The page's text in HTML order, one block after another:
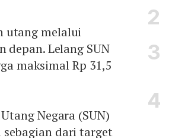
utang melalui
depan. Lelang SUN
maksimal Rp 31,5
Negara (SUN)
dari target